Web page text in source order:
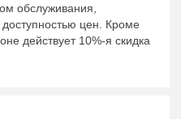
обслуживания,
цен. Кроме
действует 10%-я скидка
шоппинг: в "Emico"